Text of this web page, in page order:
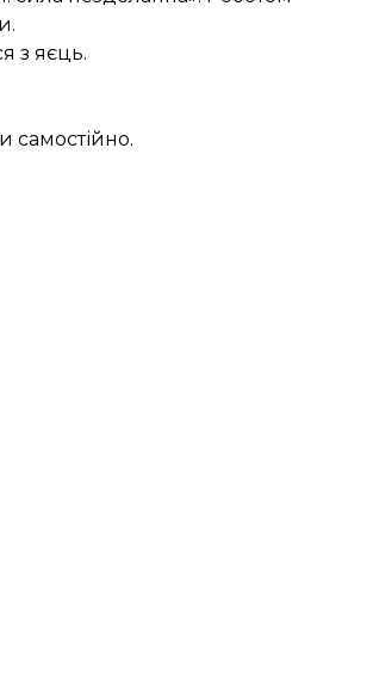
з яєць.
самостійно.